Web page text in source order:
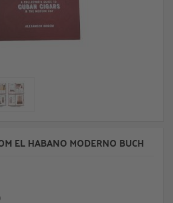
EL HABANO MODERNO BUCH